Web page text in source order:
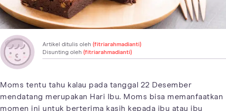
Artikel ditulis oleh (fitriarahmadianti)
Disunting oleh (fitriarahmadianti)
Moms tentu tahu kalau pada tanggal 22 Desember
mendatang merupakan Hari Ibu. Moms bisa memanfaatkan
momen ini untuk berterima kasih kepada ibu atau ibu